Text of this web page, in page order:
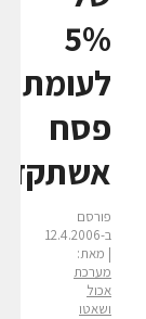
5%
לעומת
פסח
אשתקד
פורסם
ב-12.4.2006
| מאת:
מערכת
אכול
ושאטו